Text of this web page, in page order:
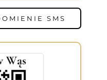
SMS